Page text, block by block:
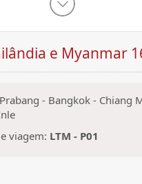
e Myanmar
- Bangkok- Chiang
viagem: LTM - P01